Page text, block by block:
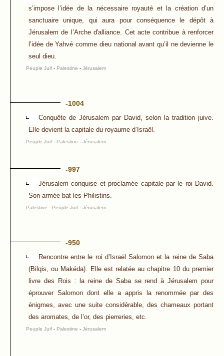
s’impose l’idée de la nécessaire royauté et la création d’un
sanctuaire unique, qui aura pour conséquence le dépôt à
Jérusalem de l’Arche d'alliance. Cet acte contribue à renforcer
l’idée de Yahvé comme dieu national avant qu’il ne devienne le
seul dieu.
Peuple Juif - Palestine - Jérusalem
-1004
Conquête de Jérusalem par David, selon la tradition juive.
Elle devient la capitale du royaume d’Israël.
Peuple Juif - Palestine - Jérusalem
-997
Jérusalem conquise et proclamée capitale par le roi David.
Son armée bat les Philistins.
Palestine - Peuple Juif - Jérusalem
-950
Rencontre entre le roi d’Israël Salomon et la reine de Saba
(Bilqis, ou Makéda). Elle est relatée au chapitre 10 du premier
livre des Rois : la reine de Saba se rend à Jérusalem pour
éprouver Salomon dont elle a appris la renommée par des
énigmes, avec une suite considérable, des chameaux portant
des aromates, de l’or, des pierreries, etc.
Peuple Juif - Palestine - Jérusalem